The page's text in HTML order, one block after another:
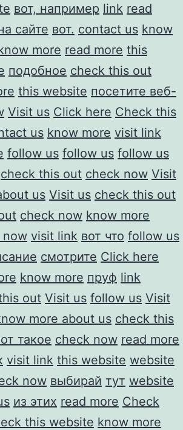
вот, например link read
сайте вот. contact us know
more read more this
подобное check this out
this website посетите веб-
Visit us Click here Check this
us know more visit link
follow us follow us follow us
check this out check now Visit
us Visit us check this out
check now know more
now visit link вот что follow us
смотрите Click here
know more пруф link
out Visit us follow us Visit
more about us check this
такое check now read more
visit link this website website
now выбирай тут website
из этих read more Check
this website know more